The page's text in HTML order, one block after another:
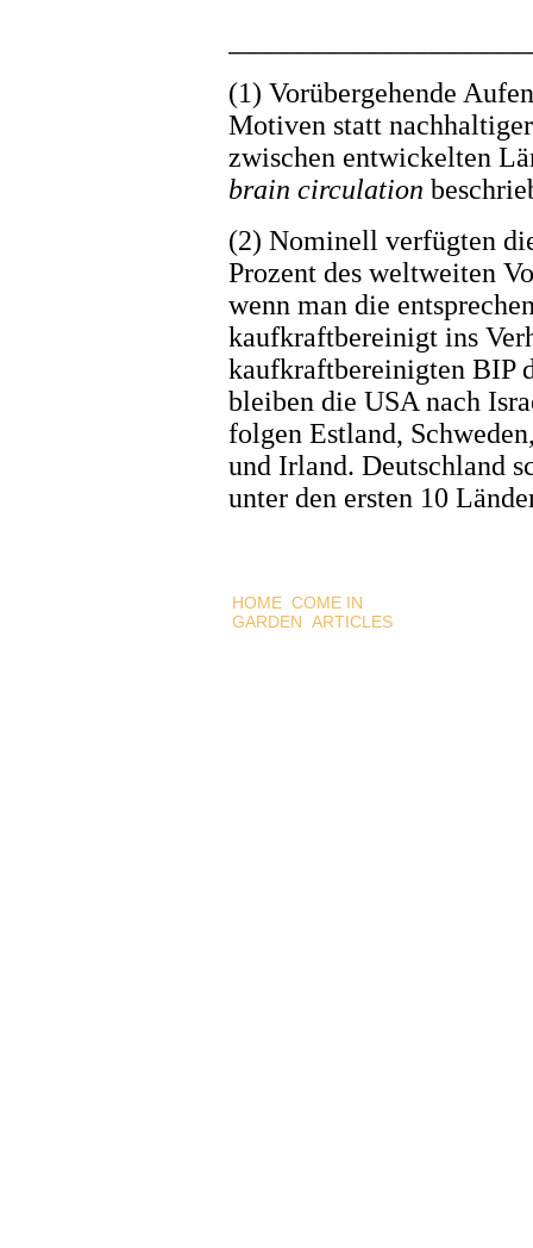
(1) Vorübergehende
Motiven statt
zwischen entwickelten
brain circulation
(2) Nominell verfügten
Prozent des weltweiten
wenn man die
kaufkraftbereinigt ins
kaufkraftbereinigten BIP
bleiben die USA nach
folgen Estland,
und Irland. Deutschland
unter den ersten 10
HOME COME IN
GARDEN ARTICLES